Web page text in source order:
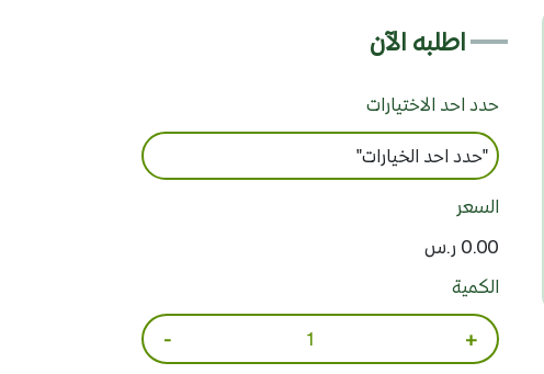
اطلبه الآن
حدد احد الاختيارات
السعر
0.00 ر.س
الكمية
+
-